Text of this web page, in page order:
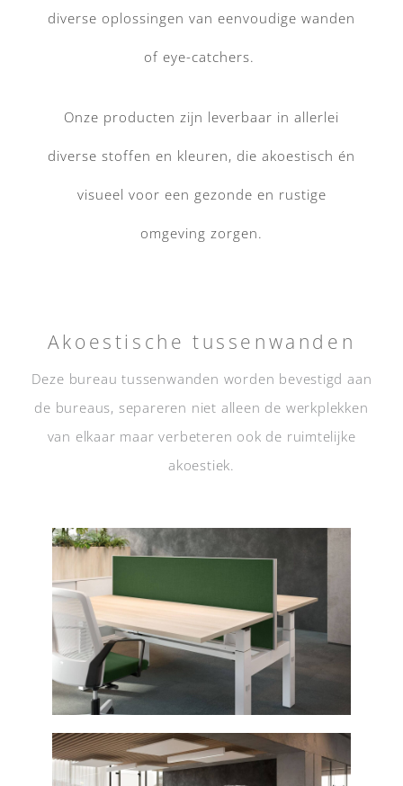
diverse oplossingen van eenvoudige wanden
of eye-catchers.
Onze producten zijn leverbaar in allerlei
diverse stoffen en kleuren, die akoestisch én
visueel voor een gezonde en rustige
omgeving zorgen.
Akoestische tussenwanden
Deze bureau tussenwanden worden bevestigd aan
de bureaus, separeren niet alleen de werkplekken
van elkaar maar verbeteren ook de ruimtelijke
akoestiek.